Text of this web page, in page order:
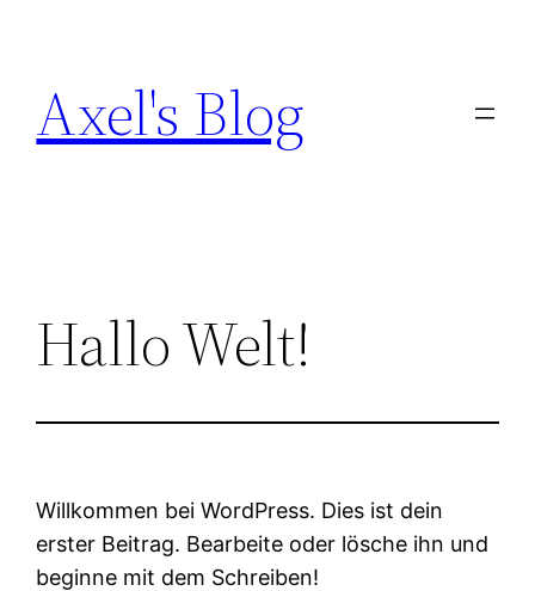
content
Axel's Blog
Hallo Welt!
Willkommen bei WordPress. Dies ist dein
erster Beitrag. Bearbeite oder lösche ihn und
beginne mit dem Schreiben!